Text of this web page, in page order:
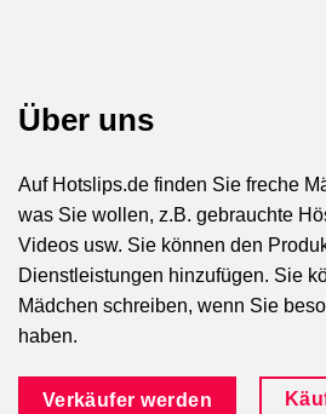
Über uns
Auf Hotslips.de finden Sie freche
was Sie wollen, z.B. gebrauchte
Videos usw. Sie können den
Dienstleistungen hinzufügen. Sie
Mädchen schreiben, wenn Sie
haben.
Verkäufer werden